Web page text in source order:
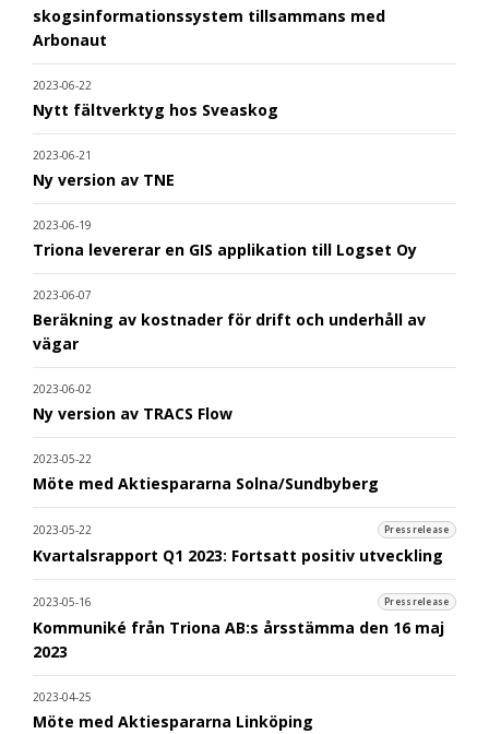
skogsinformationssystem tillsammans med
Arbonaut
2023-06-22
Nytt fältverktyg hos Sveaskog
2023-06-21
Ny version av TNE
2023-06-19
Triona levererar en GIS applikation till Logset Oy
2023-06-07
Beräkning av kostnader för drift och underhåll av
vägar
2023-06-02
Ny version av TRACS Flow
2023-05-22
Möte med Aktiespararna Solna/Sundbyberg
2023-05-22 Pressrelease
Kvartalsrapport Q1 2023: Fortsatt positiv utveckling
2023-05-16 Pressrelease
Kommuniké från Triona AB:s årsstämma den 16 maj
2023
2023-04-25
Möte med Aktiespararna Linköping